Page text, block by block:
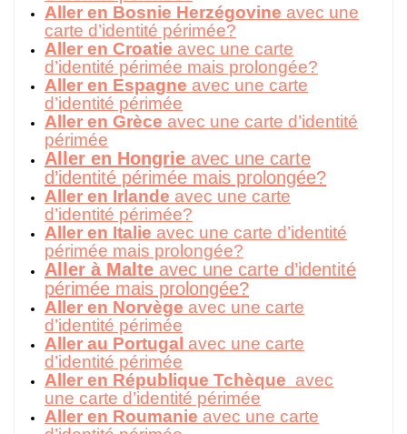
Aller en Bosnie Herzégovine avec une
carte d’identité périmée?
Aller en Croatie avec une carte
d’identité périmée mais prolongée?
Aller en Espagne avec une carte
d’identité périmée
Aller en Grèce avec une carte d’identité
périmée
Aller en Hongrie avec une carte
d’identité périmée mais prolongée?
Aller en Irlande avec une carte
d’identité périmée?
Aller en Italie avec une carte d’identité
périmée mais prolongée?
Aller à Malte avec une carte d’identité
périmée mais prolongée?
Aller en Norvège avec une carte
d’identité périmée
Aller au Portugal avec une carte
d’identité périmée
Aller en République Tchèque avec
une carte d’identité périmée
Aller en Roumanie avec une carte